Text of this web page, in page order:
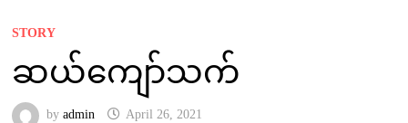
STORY
ဆယ်ကျော်သက်
by admin April 26, 2021